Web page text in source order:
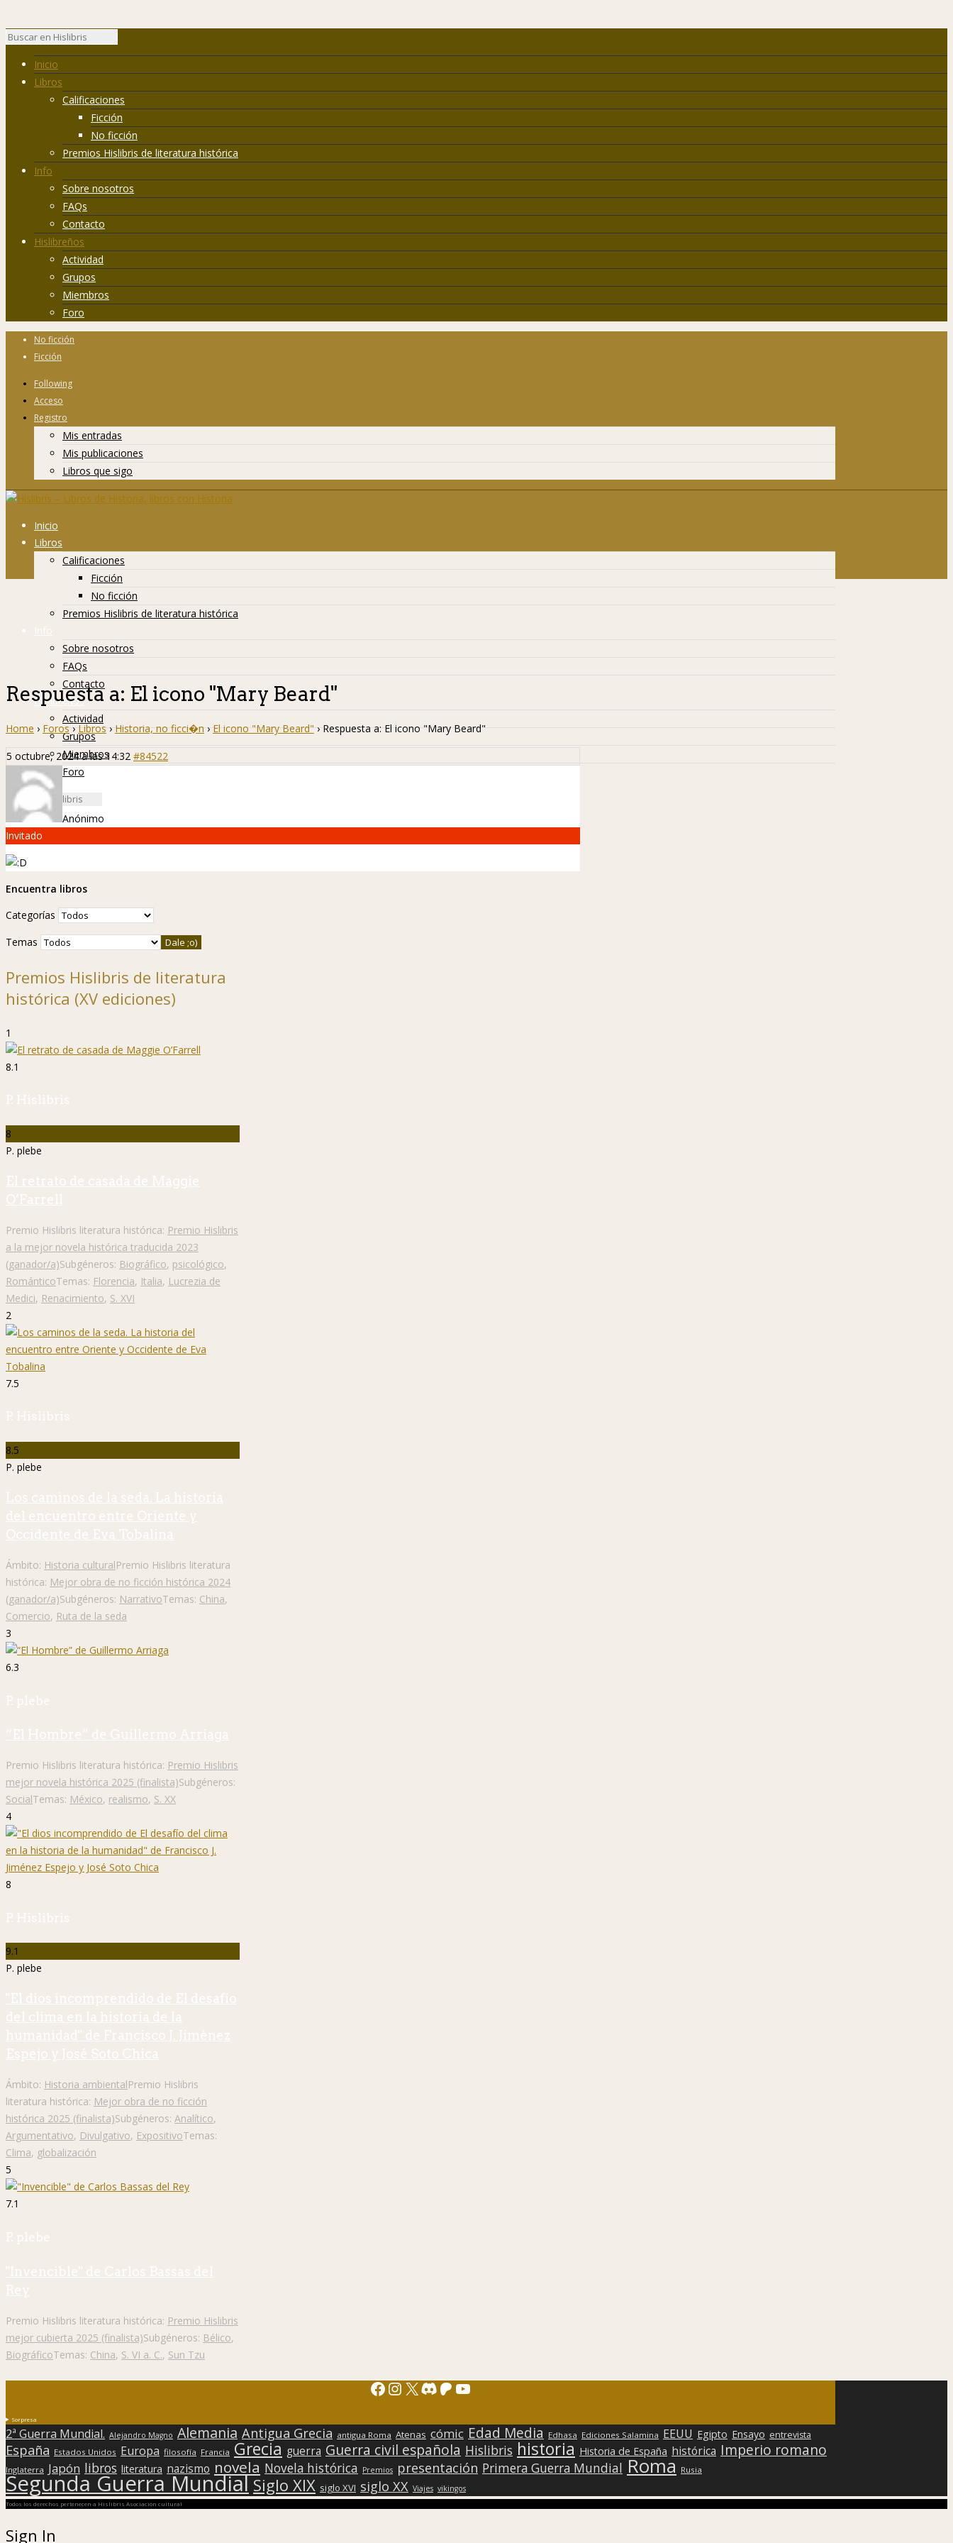
Inicio
Libros
Calificaciones
Ficción
No ficción
Premios Hislibris de literatura histórica
Info
Sobre nosotros
FAQs
Contacto
Hislibreños
Actividad
Grupos
Miembros
Foro
No ficción
Ficción
Following
Acceso
Registro
Mis entradas
Mis publicaciones
Libros que sigo
Inicio
Libros
Calificaciones
Ficción
No ficción
Premios Hislibris de literatura histórica
Info
Sobre nosotros
FAQs
Contacto
Hislibreños
Actividad
Grupos
Miembros
Foro
Respuesta a: El icono "Mary Beard"
Home › Foros › Libros › Historia, no ficci�n › El icono "Mary Beard" › Respuesta a: El icono "Mary Beard"
5 octubre, 2024 a las 14:32 #84522
Anónimo
Invitado
Encuentra libros
Categorías
Temas
Premios Hislibris de literatura
histórica (XV ediciones)
1
8.1
P. Hislibris
8
P. plebe
El retrato de casada de Maggie
O’Farrell
Premio Hislibris literatura histórica: Premio Hislibris
a la mejor novela histórica traducida 2023
(ganador/a)Subgéneros: Biográfico, psicológico,
RománticoTemas: Florencia, Italia, Lucrezia de
Medici, Renacimiento, S. XVI
2
7.5
P. Hislibris
8.5
P. plebe
Los caminos de la seda. La historia
del encuentro entre Oriente y
Occidente de Eva Tobalina
Ámbito: Historia culturalPremio Hislibris literatura
histórica: Mejor obra de no ficción histórica 2024
(ganador/a)Subgéneros: NarrativoTemas: China,
Comercio, Ruta de la seda
3
6.3
P. plebe
“El Hombre” de Guillermo Arriaga
Premio Hislibris literatura histórica: Premio Hislibris
mejor novela histórica 2025 (finalista)Subgéneros:
SocialTemas: México, realismo, S. XX
4
8
P. Hislibris
9.1
P. plebe
"El dios incomprendido de El desafío
del clima en la historia de la
humanidad" de Francisco J. Jiménez
Espejo y José Soto Chica
Ámbito: Historia ambientalPremio Hislibris
literatura histórica: Mejor obra de no ficción
histórica 2025 (finalista)Subgéneros: Analítico,
Argumentativo, Divulgativo, ExpositivoTemas:
Clima, globalización
5
7.1
P. plebe
"Invencible" de Carlos Bassas del
Rey
Premio Hislibris literatura histórica: Premio Hislibris
mejor cubierta 2025 (finalista)Subgéneros: Bélico,
BiográficoTemas: China, S. VI a. C., Sun Tzu
Facebook
Instagram
X Discord
Patreon
YouTube
Sorpresa
2ª Guerra Mundial. Alejandro Magno Alemania Antigua Grecia antigua Roma Atenas cómic Edad Media Edhasa Ediciones Salamina EEUU Egipto Ensayo entrevista
España Estados Unidos Europa filosofía Francia Grecia guerra Guerra civil española Hislibris historia Historia de España histórica Imperio romano
Inglaterra Japón libros literatura nazismo novela Novela histórica Premios presentación Primera Guerra Mundial Roma Rusia
Segunda Guerra Mundial Siglo XIX siglo XVI siglo XX Viajes vikingos
Todos los derechos pertenecen a Hislibris Asociación cultural
Sign In